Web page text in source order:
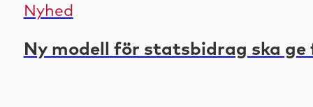
Nyhed
Ny modell för statsbidrag ska